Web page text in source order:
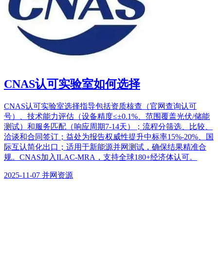
CNAS认可实验室如何选择
CNAS认可实验室选择指导包括资质核查（官网查询认可
号）、技术能力评估（设备精度≤±0.1%、范围覆盖光伏/储能
测试）和服务匹配（响应周期7-14天）；流程分筛选、比较、
洽谈和合同签订；益处为报告权威性提升中标率15%-20%、国
际互认简化出口；适用于新能源并网测试，确保结果精准合
规。CNAS加入ILAC-MRA，支持全球180+经济体认可。
2025-11-07 并网资源